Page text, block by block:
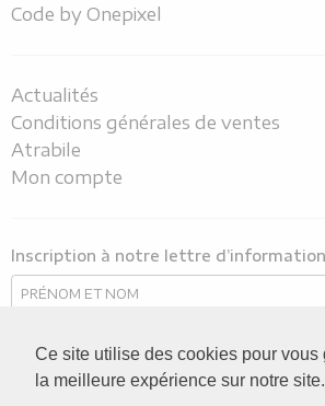
Ce site utilise des cookies pour vous
la meilleure expérience sur notre site.
Code by Onepixel
Actualités
Conditions générales de ventes
Atrabile
Mon compte
Inscription à notre lettre d’information